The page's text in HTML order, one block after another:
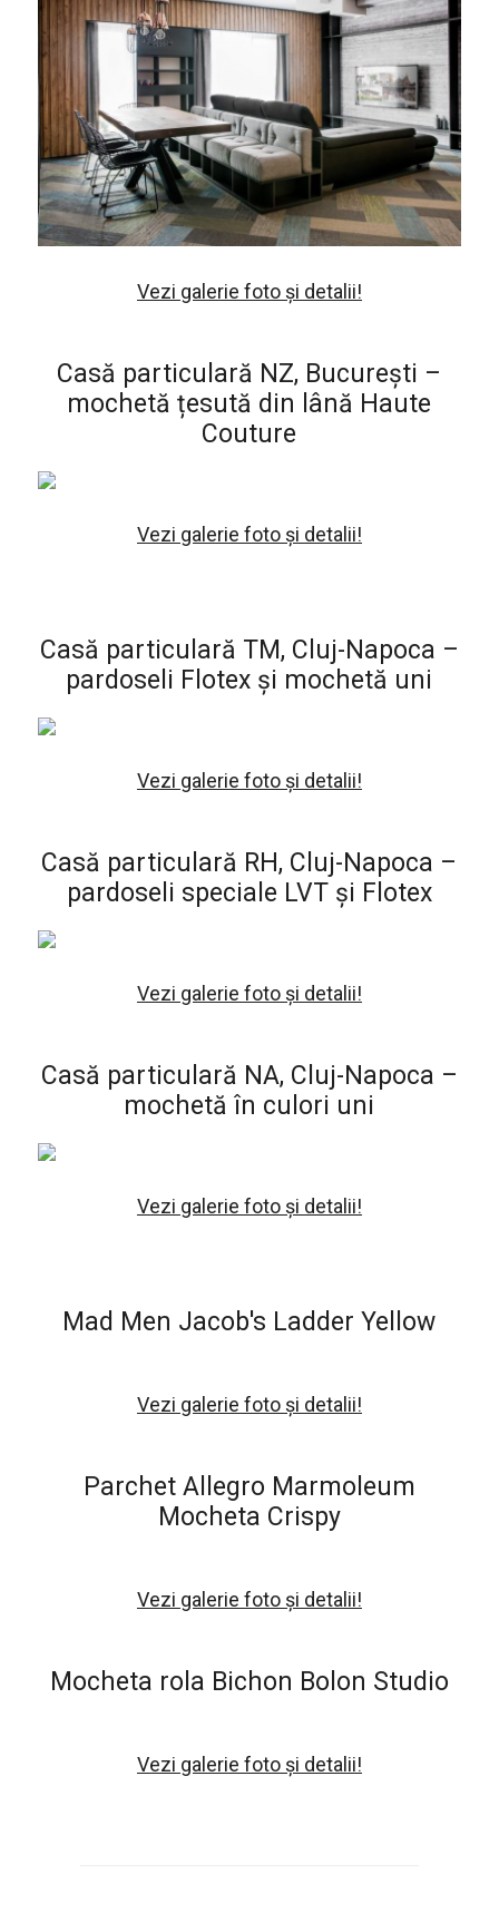
Vezi galerie foto și detalii!
Casă particulară NZ, București –
mochetă țesută din lână Haute
Couture
Vezi galerie foto și detalii!
Casă particulară TM, Cluj-Napoca –
pardoseli Flotex și mochetă uni
Vezi galerie foto și detalii!
Casă particulară RH, Cluj-Napoca –
pardoseli speciale LVT și Flotex
Vezi galerie foto și detalii!
Casă particulară NA, Cluj-Napoca –
mochetă în culori uni
Vezi galerie foto și detalii!
Mad Men Jacob's Ladder Yellow
Vezi galerie foto și detalii!
Parchet Allegro Marmoleum
Mocheta Crispy
Vezi galerie foto și detalii!
Mocheta rola Bichon Bolon Studio
Vezi galerie foto și detalii!